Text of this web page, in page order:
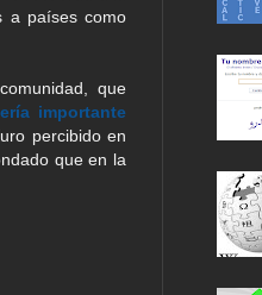
a países como
que
importante
percibido en
que en la